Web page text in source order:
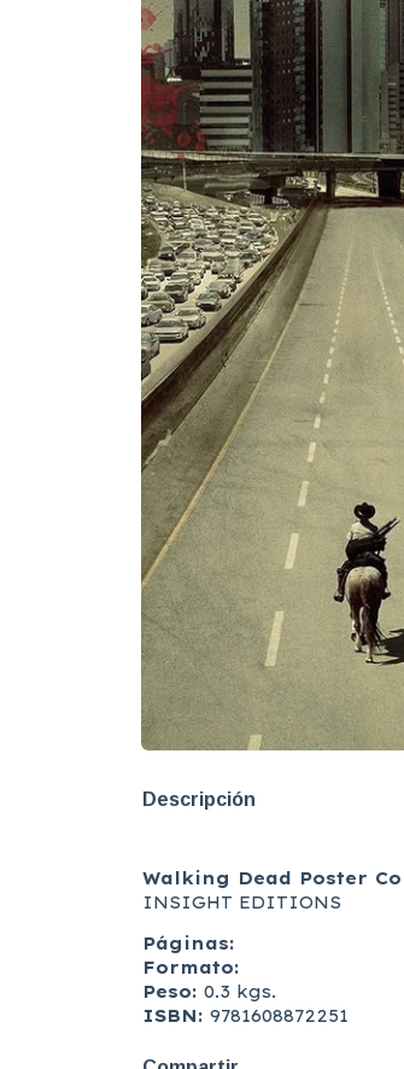
Descripción
Walking Dead Poster
INSIGHT EDITIONS
Páginas:
Formato:
Peso: 0.3 kgs.
ISBN: 9781608872251